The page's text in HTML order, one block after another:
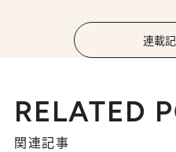
連載
RELATED
関連記事